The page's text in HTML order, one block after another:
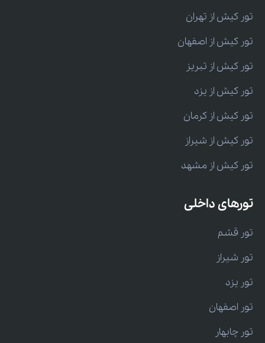
تور کیش از تهران
تور کیش از اصفهان
تور کیش از تبریز
تور کیش از یزد
تور کیش از کرمان
تور کیش از شیراز
تور کیش از مشهد
تورهای داخلی
تور قشم
تور شیراز
تور یزد
تور اصفهان
تور چابهار